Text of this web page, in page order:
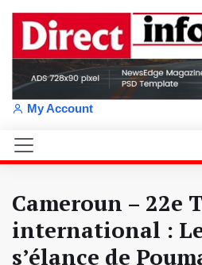
My Account
Cameroun – 22e
international :
s’élance de